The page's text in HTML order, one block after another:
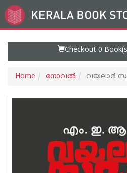
Go
to
Checkout 0
Home നോവല്‍ വയലാർ